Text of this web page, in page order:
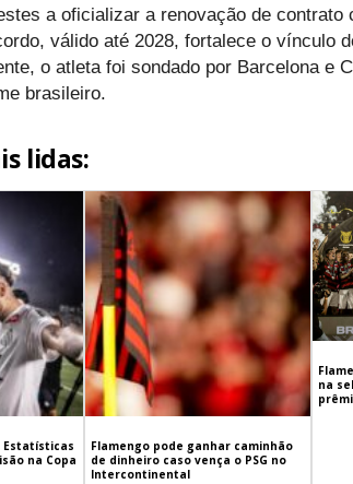
a oficializar a renovação de contrato
válido até 2028, fortalece o vínculo
o atleta foi sondado por Barcelona e
brasileiro.
lidas:
Estatísticas
na Copa
Flamengo pode ganhar caminhão
de dinheiro caso vença o PSG no
Intercontinental
na